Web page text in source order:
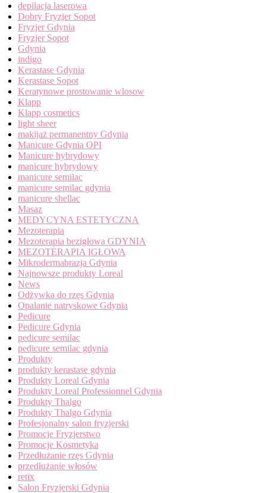
depilacja laserowa
Dobry Fryzjer Sopot
Fryzjer Gdynia
Fryzjer Sopot
Gdynia
indigo
Kerastase Gdynia
Kerastase Sopot
Keratynowe prostowanie wlosow
Klapp
Klapp cosmetics
light sheer
makijaż permanentny Gdynia
Manicure Gdynia OPI
Manicure hybrydowy
manicure hybrydowy
manicure semilac
manicure semilac gdynia
manicure shellac
Masaz
MEDYCYNA ESTETYCZNA
Mezoterapia
Mezoterapia bezigłowa GDYNIA
MEZOTERAPIA IGŁOWA
Mikrodermabrazja Gdynia
Najnowsze produkty Loreal
News
Odżywka do rzęs Gdynia
Opalanie natryskowe Gdynia
Pedicure
Pedicure Gdynia
pedicure semilac
pedicure semilac gdynia
Produkty
produkty kerastase gdynia
Produkty Loreal Gdynia
Produkty Loreal Professionnel Gdynia
Produkty Thalgo
Produkty Thalgo Gdynia
Profesjonalny salon fryzjerski
Promocje Fryzjerstwo
Promocje Kosmetyka
Przedłużanie rzęs Gdynia
przedłużanie włosów
retix
Salon Fryzjerski Gdynia